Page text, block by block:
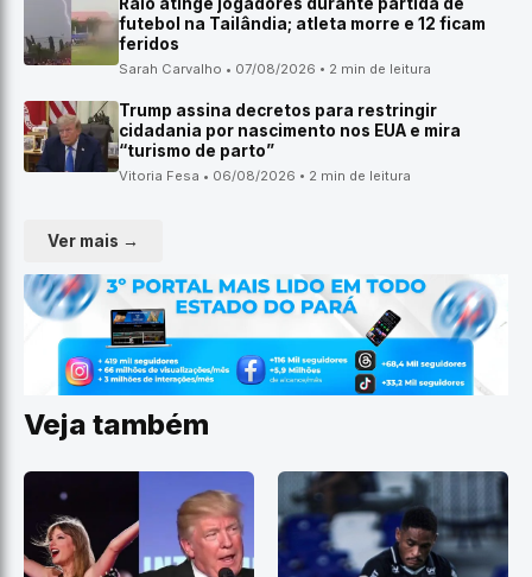
futebol na Tailândia; atleta morre e 12 ficam
feridos
Sarah Carvalho • 07/08/2026 • 2 min de leitura
Trump assina decretos para restringir
cidadania por nascimento nos EUA e mira
“turismo de parto”
Vitoria Fesa • 06/08/2026 • 2 min de leitura
Ver mais →
Veja também